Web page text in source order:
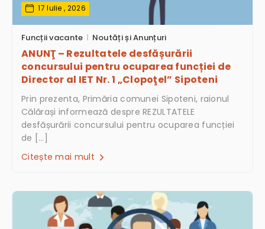
17 Iulie , 2026
Funcții vacante Noutăți și Anunțuri
ANUNŢ – Rezultatele desfășurării
concursului pentru ocuparea funcției de
Director al IET Nr. 1 „Clopoţel” Sipoteni
Prin prezenta, Primăria comunei Sipoteni, raionul
Călărași informează despre REZULTATELE
desfășurării concursului pentru ocuparea funcției
de […]
Citește mai mult